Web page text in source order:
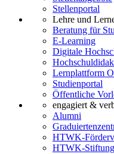
Stellenportal
Lehre und
Beratung für
E-Learning
Digitale
Lernplattform
Studienportal
Öffentliche
engagiert &
Alumni
HTWK-
HTWK-Stiftung